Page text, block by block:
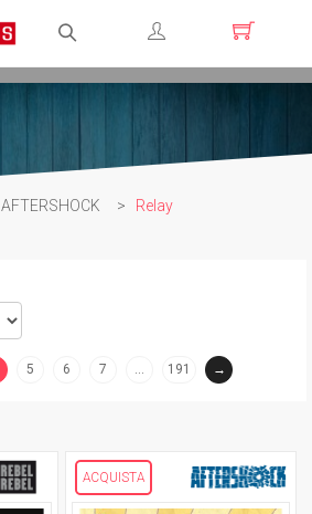
Registrati
AFTERSHOCK > Relay
5 6 7 … 191 →
ACQUISTA